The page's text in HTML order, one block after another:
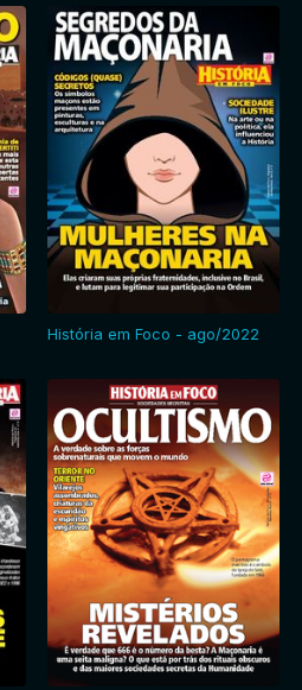
História em Foco - ago/2022